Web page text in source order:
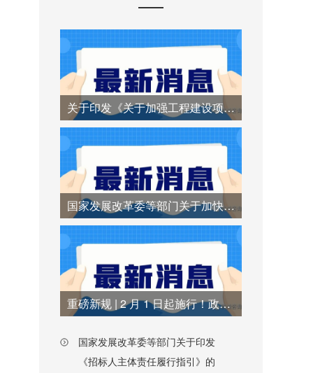
关于印发《关于加强工程建设项目招标代理机构管理的若干措施》的通知
国家发展改革委等部门关于加快招标投标领域人工智能推广应用的实施意见
重磅新规 | 2 月 1 日起施行！政府采购异常低价中标时代终结
国家发展改革委等部门关于印发
《招标人主体责任履行指引》的